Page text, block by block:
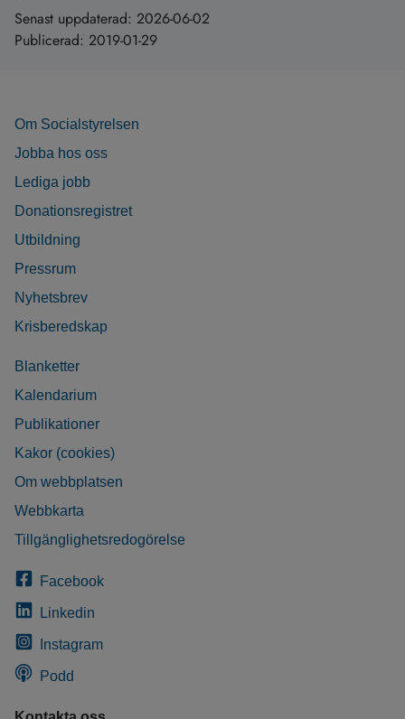
Senast uppdaterad: 2026-06-02
Publicerad: 2019-01-29
Om Socialstyrelsen
Jobba hos oss
Lediga jobb
Donationsregistret
Utbildning
Pressrum
Nyhetsbrev
Krisberedskap
Blanketter
Kalendarium
Publikationer
Kakor (cookies)
Om webbplatsen
Webbkarta
Tillgänglighetsredogörelse
Facebook
Linkedin
Instagram
Podd